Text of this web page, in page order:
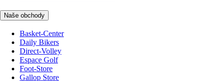
Naše obchody
Basket-Center
Daily Bikers
Direct-Volley
Espace Golf
Foot-Store
Gallop Store